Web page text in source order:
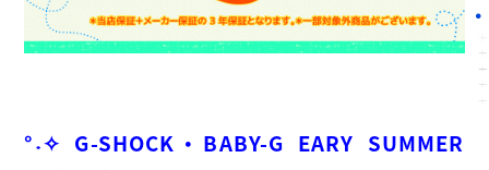
°˖✧ G-SHOCK・BABY-G EARY SUMMER